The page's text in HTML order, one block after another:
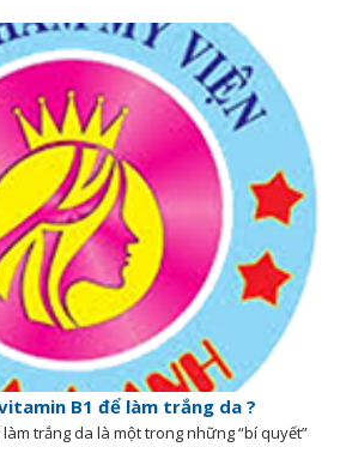
B1 để làm trắng da ?
trắng da là một trong những “bí quyết”